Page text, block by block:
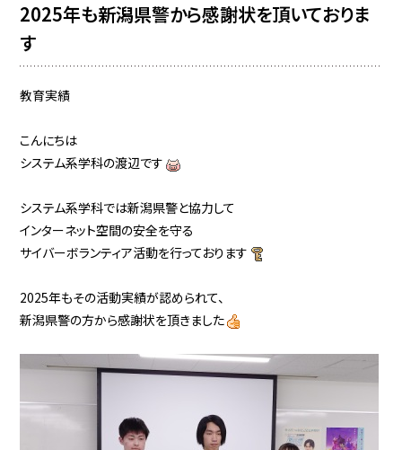
2025年も新潟県警から感謝状を頂いておりま
す
教育実績
こんにちは
システム系学科の渡辺です
システム系学科では新潟県警と協力して
インターネット空間の安全を守る
サイバーボランティア活動を行っております
2025年もその活動実績が認められて、
新潟県警の方から感謝状を頂きました